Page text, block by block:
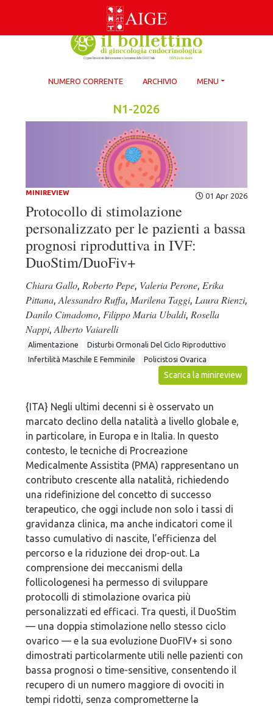
NUMERO CORRENTE ARCHIVIO MENU
N1-2026
MINIREVIEW 01 Apr 2026
Protocollo di stimolazione
personalizzato per le pazienti a bassa
prognosi riproduttiva in IVF:
DuoStim/DuoFiv+
Chiara Gallo, Roberto Pepe, Valeria Perone, Erika
Pittana, Alessandro Ruffa, Marilena Taggi, Laura Rienzi,
Danilo Cimadomo, Filippo Maria Ubaldi, Rosella
Nappi, Alberto Vaiarelli
Alimentazione
Disturbi Ormonali Del Ciclo Riproduttivo
Infertilità Maschile E Femminile
Policistosi Ovarica
Scarica la minireview
{ITA} Negli ultimi decenni si è osservato un
marcato declino della natalità a livello globale e,
in particolare, in Europa e in Italia. In questo
contesto, le tecniche di Procreazione
Medicalmente Assistita (PMA) rappresentano un
contributo crescente alla natalità, richiedendo
una ridefinizione del concetto di successo
terapeutico, che oggi include non solo i tassi di
gravidanza clinica, ma anche indicatori come il
tasso cumulativo di nascite, l’efficienza del
percorso e la riduzione dei drop-out. La
comprensione dei meccanismi della
follicologenesi ha permesso di sviluppare
protocolli di stimolazione ovarica più
personalizzati ed efficaci. Tra questi, il DuoStim
— una doppia stimolazione nello stesso ciclo
ovarico — e la sua evoluzione DuoFIV+ si sono
dimostrati particolarmente utili nelle pazienti con
bassa prognosi o time-sensitive, consentendo il
recupero di un numero maggiore di ovociti in
tempi ridotti, senza comprometterne la